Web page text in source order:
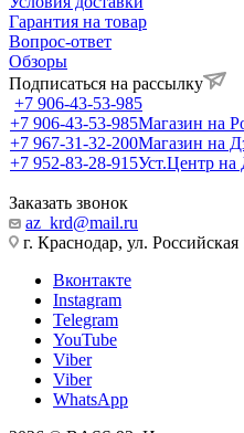
Гарантия на товар
Вопрос-ответ
Обзоры
Подписаться на рассылку
+7 906-43-53-985
+7 906-43-53-985Магазин на
+7 967-31-32-200Магазин на
+7 952-83-28-915Уст.Центр на
Заказать звонок
az_krd@mail.ru
г. Краснодар, ул. Российская
Вконтакте
Instagram
Telegram
YouTube
Viber
Viber
WhatsApp